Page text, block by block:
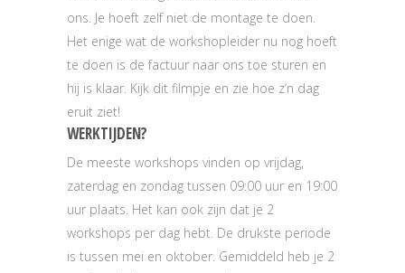
ons. Je hoeft zelf niet de montage te doen.
Het enige wat de workshopleider nu nog hoeft
te doen is de factuur naar ons toe sturen en
hij is klaar. Kijk dit filmpje en zie hoe z’n dag
eruit ziet!
WERKTIJDEN?
De meeste workshops vinden op vrijdag,
zaterdag en zondag tussen 09:00 uur en 19:00
uur plaats. Het kan ook zijn dat je 2
workshops per dag hebt. De drukste periode
is tussen mei en oktober. Gemiddeld heb je 2